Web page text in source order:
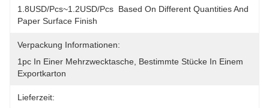
1.8USD/pcs~1.2USD/pcs  Based On Different Quantities And
Paper Surface Finish
Verpackung Informationen:
1pc In Einer Mehrzwecktasche, Bestimmte Stücke In Einem
Exportkarton
Lieferzeit: